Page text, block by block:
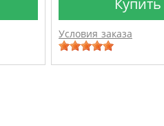
Условия заказа